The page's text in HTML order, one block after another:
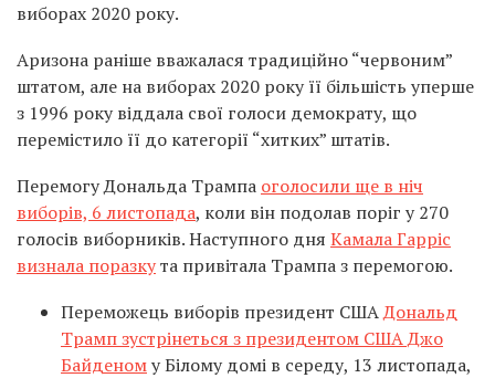
виборах 2020 року.
Аризона раніше вважалася традиційно “червоним”
штатом, але на виборах 2020 року її більшість уперше
з 1996 року віддала свої голоси демократу, що
перемістило її до категорії “хитких” штатів.
Перемогу Дональда Трампа оголосили ще в ніч
виборів, 6 листопада, коли він подолав поріг у 270
голосів виборників. Наступного дня Камала Гарріс
визнала поразкута привітала Трампа з перемогою.
Переможець виборів президент СШАДональд
Трамп зустрінеться з президентом США Джо
Байденому Білому домі в середу, 13 листопада,